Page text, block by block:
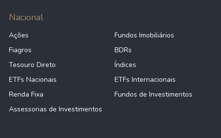
Nacional
Ações
Fundos Imobiliários
Fiagros
BDRs
Tesouro Direto
Índices
ETFs Nacionais
ETFs Internacionais
Renda Fixa
Fundos de Investimentos
Assessorias de Investimentos